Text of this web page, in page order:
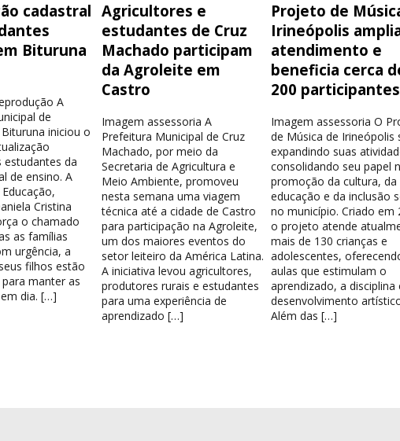
cadastral
Bituruna
A
de
iniciou o
estudantes da
de ensino. A
Cristina
o chamado
as famílias
urgência, a
filhos estão
manter as
dia. […]
Agricultores e
estudantes de Cruz
Machado participam
da Agroleite em
Castro
Imagem assessoria A
Prefeitura Municipal de Cruz
Machado, por meio da
Secretaria de Agricultura e
Meio Ambiente, promoveu
nesta semana uma viagem
técnica até a cidade de Castro
para participação na Agroleite,
um dos maiores eventos do
setor leiteiro da América Latina.
A iniciativa levou agricultores,
produtores rurais e estudantes
para uma experiência de
aprendizado […]
Projeto de
Irineópolis
atendimento e
beneficia cerca
200 participantes
Imagem assessoria O
de Música de Irineópolis
expandindo suas
consolidando seu papel
promoção da cultura, da
educação e da inclusão
no município. Criado em
o projeto atende
mais de 130 crianças e
adolescentes,
aulas que estimulam o
aprendizado, a disciplina
desenvolvimento
Além das […]